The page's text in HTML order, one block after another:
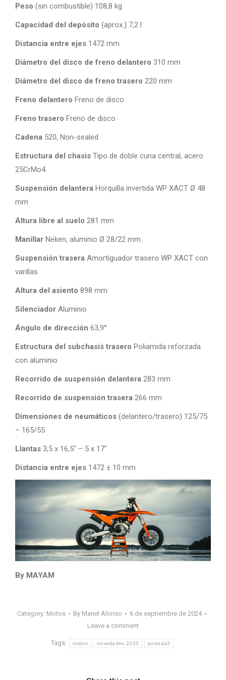
Peso (sin combustible) 108,8 kg
Capacidad del depósito (aprox.) 7,2 l
Distancia entre ejes 1472 mm
Diámetro del disco de freno delantero 310 mm
Diámetro del disco de freno trasero 220 mm
Freno delantero Freno de disco
Freno trasero Freno de disco
Cadena 520, Non-sealed
Estructura del chasis Tipo de doble cuna central, acero
25CrMo4
Suspensión delantera Horquilla invertida WP XACT Ø 48
mm
Altura libre al suelo 281 mm
Manillar Neken, aluminio Ø 28/22 mm
Suspensión trasera Amortiguador trasero WP XACT con
varillas
Altura del asiento 898 mm
Silenciador Aluminio
Ángulo de dirección 63,9°
Estructura del subchasis trasero Poliamida reforzada
con aluminio
Recorrido de suspensión delantera 283 mm
Recorrido de suspensión trasera 266 mm
Dimensiones de neumáticos (delantero/trasero) 125/75
– 165/55
Llantas 3,5 x 16,5″ – 5 x 17″
Distancia entre ejes 1472 ± 10 mm
By MAYAM
Category: Motos By Manel Alonso
6 de septiembre de 2024
Leave a comment
Tags: motos novedades 2025 portada3